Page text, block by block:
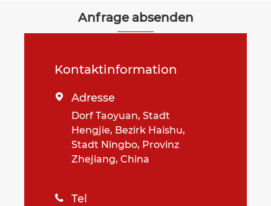
Anfrage absenden
Kontaktinformation
 Adresse
Dorf Taoyuan, Stadt
Hengjie, Bezirk Haishu,
Stadt Ningbo, Provinz
Zhejiang, China
 Tel